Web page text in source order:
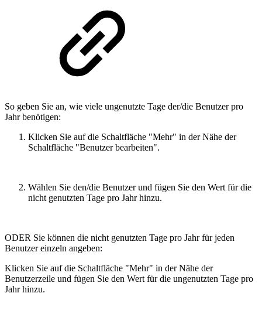
So geben Sie an, wie viele ungenutzte Tage der/die Benutzer pro
Jahr benötigen:
Klicken Sie auf die Schaltfläche "Mehr" in der Nähe der
Schaltfläche "Benutzer bearbeiten".
Wählen Sie den/die Benutzer und fügen Sie den Wert für die
nicht genutzten Tage pro Jahr hinzu.
ODER Sie können die nicht genutzten Tage pro Jahr für jeden
Benutzer einzeln angeben:
Klicken Sie auf die Schaltfläche "Mehr" in der Nähe der
Benutzerzeile und fügen Sie den Wert für die ungenutzten Tage pro
Jahr hinzu.